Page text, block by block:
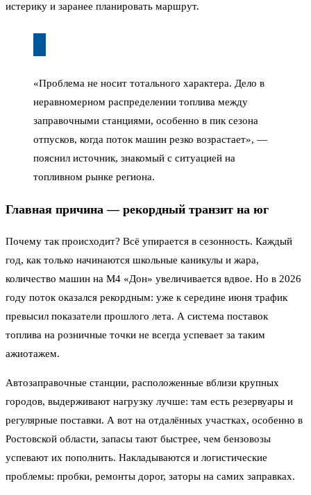
истерику и заранее планировать маршрут.
«Проблема не носит тотального характера. Дело в
неравномерном распределении топлива между
заправочными станциями, особенно в пик сезона
отпусков, когда поток машин резко возрастает», —
пояснил источник, знакомый с ситуацией на
топливном рынке региона.
Главная причина — рекордный транзит на юг
Почему так происходит? Всё упирается в сезонность. Каждый
год, как только начинаются школьные каникулы и жара,
количество машин на М4 «Дон» увеличивается вдвое. Но в 2026
году поток оказался рекордным: уже к середине июня трафик
превысил показатели прошлого лета. А система поставок
топлива на розничные точки не всегда успевает за таким
ажиотажем.
Автозаправочные станции, расположенные вблизи крупных
городов, выдерживают нагрузку лучше: там есть резервуары и
регулярные поставки. А вот на отдалённых участках, особенно в
Ростовской области, запасы тают быстрее, чем бензовозы
успевают их пополнить. Накладываются и логистические
проблемы: пробки, ремонты дорог, заторы на самих заправках.